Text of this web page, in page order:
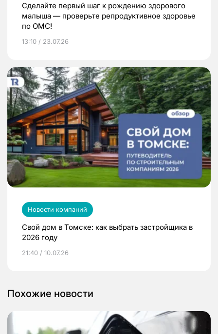
Сделайте первый шаг к рождению здорового
малыша — проверьте репродуктивное здоровье
по ОМС!
13:10 / 23.07.26
Новости компаний
Свой дом в Томске: как выбрать застройщика в
2026 году
21:40 / 10.07.26
Похожие новости